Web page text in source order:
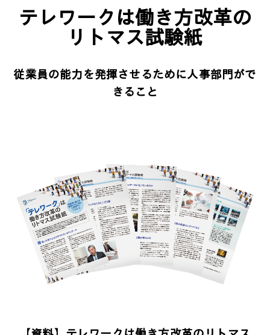
テレワークは働き方改革の
リトマス試験紙
従業員の能力を発揮させるために人事部門がで
きること